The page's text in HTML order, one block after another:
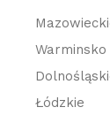
Łódzkie